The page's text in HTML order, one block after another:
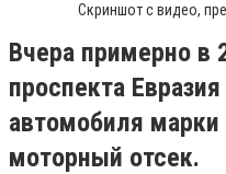
Скриншот с видео,
Вчера примерно в
проспекта
автомобиля марки
моторный отсек.